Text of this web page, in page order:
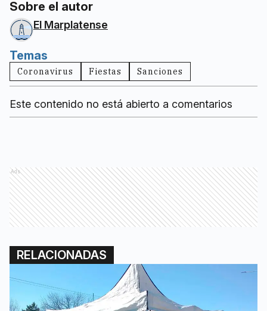
Sobre el autor
El Marplatense
Temas
Coronavirus Fiestas Sanciones
Este contenido no está abierto a comentarios
Ads
RELACIONADAS